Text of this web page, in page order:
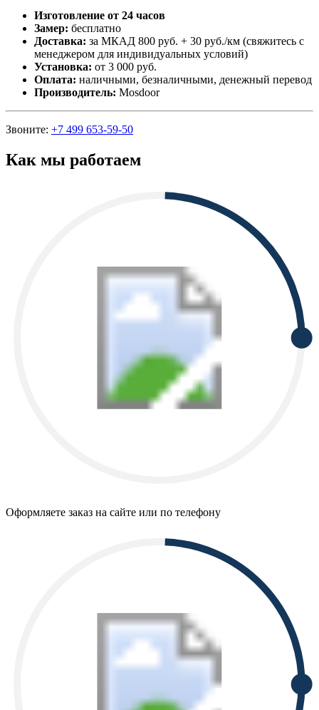
Изготовление от 24 часов
Замер: бесплатно
Доставка: за МКАД 800 руб. + 30 руб./км (свяжитесь с
менеджером для индивидуальных условий)
Установка: от 3 000 руб.
Оплата: наличными, безналичными, денежный перевод
Производитель: Mosdoor
Звоните: +7 499 653-59-50
Как мы работаем
Оформляете заказ на сайте или по телефону